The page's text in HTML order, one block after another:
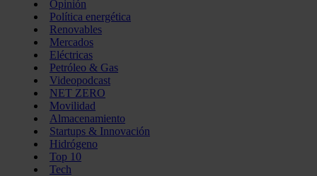
Opinión
Política energética
Renovables
Mercados
Eléctricas
Petróleo & Gas
Videopodcast
NET ZERO
Movilidad
Almacenamiento
Startups & Innovación
Hidrógeno
Top 10
Tech